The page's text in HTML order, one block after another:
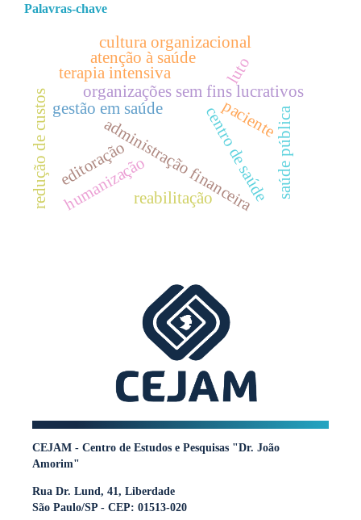
Palavras-chave
gestão em saúde
redução de custos organizações sem fins lucrativos
administração financeira
centro de saúde
luto
humanização
terapia intensiva
editoração
atenção à saúde
reabilitação saúde pública
cultura organizacional
paciente
CEJAM - Centro de Estudos e Pesquisas "Dr. João
Amorim"
Rua Dr. Lund, 41, Liberdade
São Paulo/SP - CEP: 01513-020